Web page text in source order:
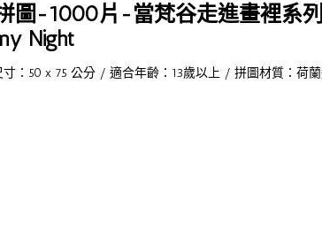
圖-1000片-當梵谷走進畫裡系
Night
：50 x 75 公分 / 適合年齡：13歲以上 / 拼圖材質：荷